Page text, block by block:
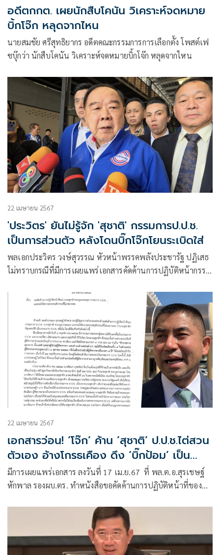
อดีตกกต. เผยนักสืบโคนัน วิเคราะห์จดหมาย
บิ้กโจ๊ก หลุดจากไหน
นายสมชัย ศรีสุทธิยากร อดีตคณะกรรมการการเลือกตั้ง โพสต์เฟ
ซบุ๊กว่า นักสืบโคนัน วิเคราะห์จดหมายบิ้กโจ๊ก หลุดจากไหน
22 เมษายน 2567
'ประวิตร' ยันไม่รู้จัก 'สุชาติ' กรรมการป.ป.ช.
เป็นการส่วนตัว หลังโดนบิ๊กโจ๊กโยนระเบิดใส่
พลเอกประวิตร วงษ์สุวรรณ หัวหน้าพรรคพลังประชารัฐ ปฏิเสธ
ไม่ทราบกรณีที่มีการเผยแพร่เอกสารคัดค้านการปฏิบัติหน้ากรรม
22 เมษายน 2567
เอกสารว่อน! ‘โจ๊ก’ ค้าน ’สุชาติ’ ป.ป.ช.ไต่สวน
ตัวเอง อ้างโกรธเคือง ดึง ‘บิ๊กป้อม’ เป็น
พยาน
มีการเผยแพร่เอกสาร ลงวันที่ 17 เม.ย.67 ที่ พล.ต.อ.สุรเชษฐ์
หักพาล รองผบ.ตร. ทำหนังสือขอคัดค้านการปฏิบัติหน้าที่ของ